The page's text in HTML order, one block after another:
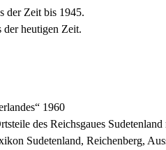
der Zeit bis 1945.
heutigen Zeit.
1960
des Reichsgaues
Sudetenland, Reichenberg,